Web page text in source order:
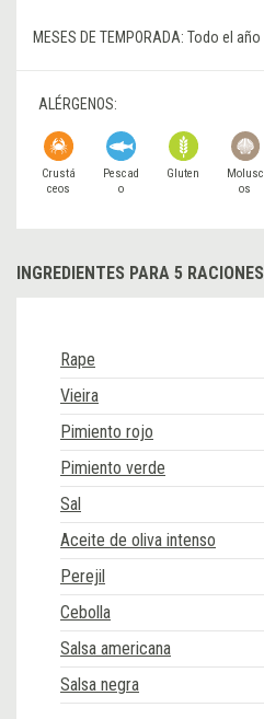
MESES DE TEMPORADA: Todo el año
ALÉRGENOS:
Crustá
ceos
Pescad
o
Gluten
Molusc
os
INGREDIENTES PARA 5 RACIONES
Rape
Vieira
Pimiento rojo
Pimiento verde
Sal
Aceite de oliva intenso
Perejil
Cebolla
Salsa americana
Salsa negra